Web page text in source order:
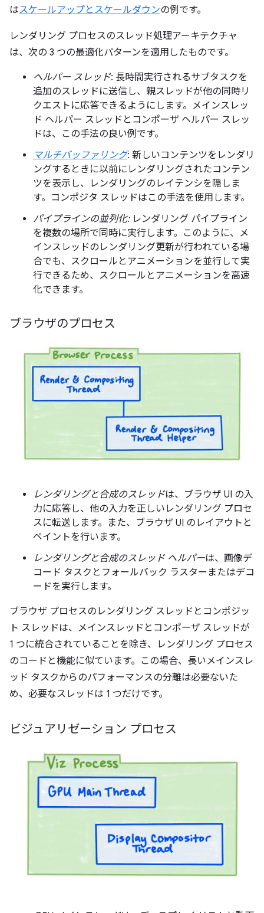
はスケールアップとスケールダウンの例です。
レンダリング プロセスのスレッド処理アーキテクチャ
は、次の 3 つの最適化パターンを適用したものです。
ヘルパー スレッド: 長時間実行されるサブタスクを
追加のスレッドに送信し、親スレッドが他の同時リ
クエストに応答できるようにします。メインスレッ
ド ヘルパー スレッドとコンポーザ ヘルパー スレッ
ドは、この手法の良い例です。
マルチバッファリング: 新しいコンテンツをレンダリ
ングするときに以前にレンダリングされたコンテン
ツを表示し、レンダリングのレイテンシを隠しま
す。コンポジタ スレッドはこの手法を使用します。
パイプラインの並列化:レンダリング パイプライン
を複数の場所で同時に実行します。このように、メ
インスレッドのレンダリング更新が行われている場
合でも、スクロールとアニメーションを並行して実
行できるため、スクロールとアニメーションを高速
化できます。
ブラウザのプロセス
レンダリングと合成のスレッドは、ブラウザ UI の入
力に応答し、他の入力を正しいレンダリング プロセ
スに転送します。また、ブラウザ UI のレイアウトと
ペイントを行います。
レンダリングと合成のスレッド ヘルパーは、画像デ
コード タスクとフォールバック ラスターまたはデコ
ードを実行します。
ブラウザ プロセスのレンダリング スレッドとコンポジッ
ト スレッドは、メインスレッドとコンポーザ スレッドが
1 つに統合されていることを除き、レンダリング プロセス
のコードと機能に似ています。この場合、長いメインスレ
ッド タスクからのパフォーマンスの分離は必要ないた
め、必要なスレッドは 1 つだけです。
ビジュアリゼーション プロセス